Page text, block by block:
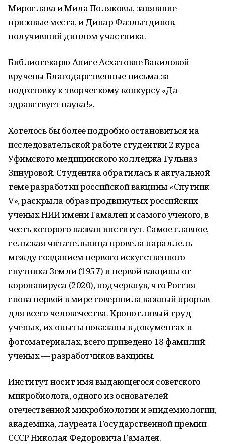
Мирослава и Мила Поляковы, занявшие
призовые места, и Динар Фазлытдинов,
получивший диплом участника.
Библиотекарю Анисе Асхатовне Вакиловой
вручены Благодарственные письма за
подготовку к творческому конкурсу «Да
здравствует наука!».
Хотелось бы более подробно остановиться на
исследовательской работе студентки 2 курса
Уфимского медицинского колледжа Гульназ
Зинуровой. Студентка обратилась к актуальной
теме разработки российской вакцины «Спутник
V», раскрыла образ продвинутых российских
ученых НИИ имени Гамалеи и самого ученого, в
честь которого назван институт. Самое главное,
сельская читательница провела параллель
между созданием первого искусственного
спутника Земли (1957) и первой вакцины от
коронавируса (2020), подчеркнув, что Россия
снова первой в мире совершила важный прорыв
для всего человечества. Кропотливый труд
ученых, их опыты показаны в документах и
фотоматериалах, всего приведено 18 фамилий
ученых — разработчиков вакцины.
Институт носит имя выдающегося советского
микробиолога, одного из основателей
отечественной микробиологии и эпидемиологии,
академика, лауреата Государственной премии
СССР Николая Федоровича Гамалея.